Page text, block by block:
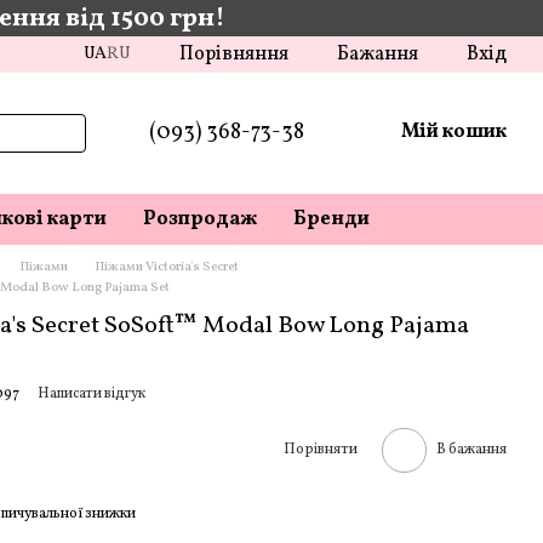
від 1500 грн!
UARU Порівняння Бажання Вхід
(093) 368-73-38 Мій кошик
карти Розпродаж Бренди
Піжами
Піжами Victoria's Secret
Bow Long Pajama Set
Secret SoSoft™ Modal Bow Long Pajama
Написати відгук
Порівняти В бажання
знижки